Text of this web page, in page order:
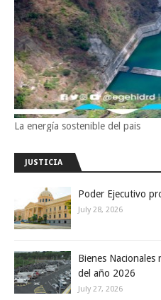
La energía sostenible del pais
JUSTICIA
Poder Ejecutivo
July 28, 2026
Bienes Nacionales
del año 2026
July 27, 2026